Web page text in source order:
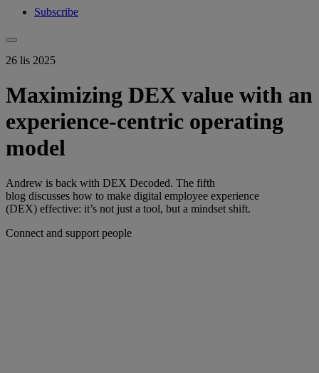
Subscribe
26 lis 2025
Maximizing DEX value with an
experience-centric operating
model
Andrew is back with DEX Decoded. The fifth
blog discusses how to make digital employee experience
(DEX) effective: it’s not just a tool, but a mindset shift.
Connect and support people